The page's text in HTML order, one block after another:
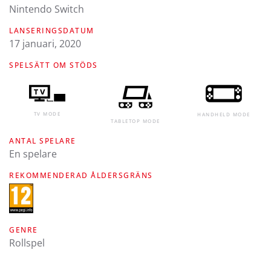
Nintendo Switch
LANSERINGSDATUM
17 januari, 2020
SPELSÄTT OM STÖDS
TV MODE
TABLETOP MODE
HANDHELD MODE
ANTAL SPELARE
En spelare
REKOMMENDERAD ÅLDERSGRÄNS
GENRE
Rollspel